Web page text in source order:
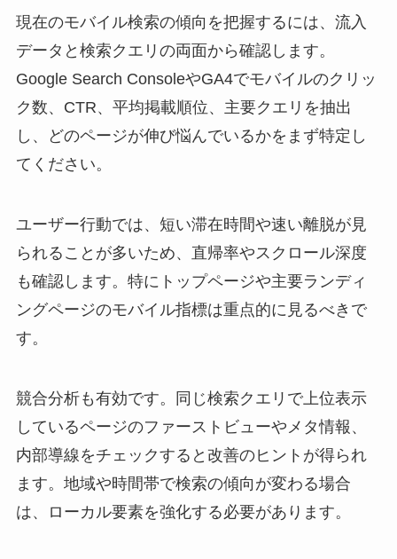
現在のモバイル検索の傾向を把握するには、流入
データと検索クエリの両面から確認します。
Google Search ConsoleやGA4でモバイルのクリッ
ク数、CTR、平均掲載順位、主要クエリを抽出
し、どのページが伸び悩んでいるかをまず特定し
てください。
ユーザー行動では、短い滞在時間や速い離脱が見
られることが多いため、直帰率やスクロール深度
も確認します。特にトップページや主要ランディ
ングページのモバイル指標は重点的に見るべきで
す。
競合分析も有効です。同じ検索クエリで上位表示
しているページのファーストビューやメタ情報、
内部導線をチェックすると改善のヒントが得られ
ます。地域や時間帯で検索の傾向が変わる場合
は、ローカル要素を強化する必要があります。